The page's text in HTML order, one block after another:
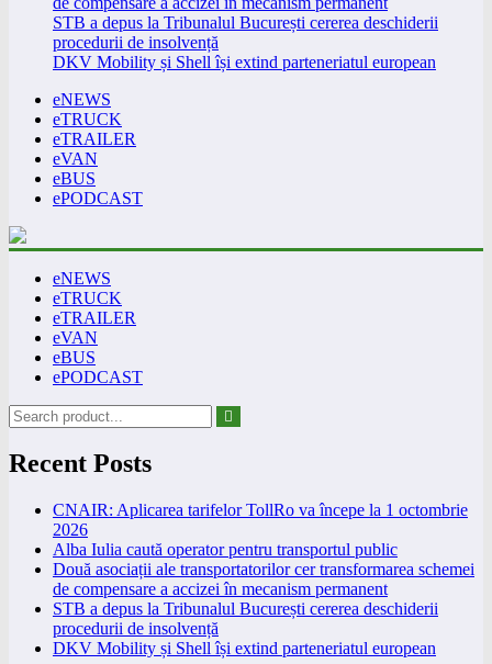
STB a depus la Tribunalul București cererea deschiderii
procedurii de insolvență
DKV Mobility și Shell își extind parteneriatul european
eNEWS
eTRUCK
eTRAILER
eVAN
eBUS
ePODCAST
eNEWS
eTRUCK
eTRAILER
eVAN
eBUS
ePODCAST
Recent Posts
CNAIR: Aplicarea tarifelor TollRo va începe la 1 octombrie
2026
Alba Iulia caută operator pentru transportul public
Două asociații ale transportatorilor cer transformarea schemei
de compensare a accizei în mecanism permanent
STB a depus la Tribunalul București cererea deschiderii
procedurii de insolvență
DKV Mobility și Shell își extind parteneriatul european